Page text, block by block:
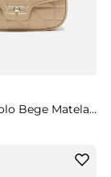
Bolsa Tiracolo Bege Matelassê Média